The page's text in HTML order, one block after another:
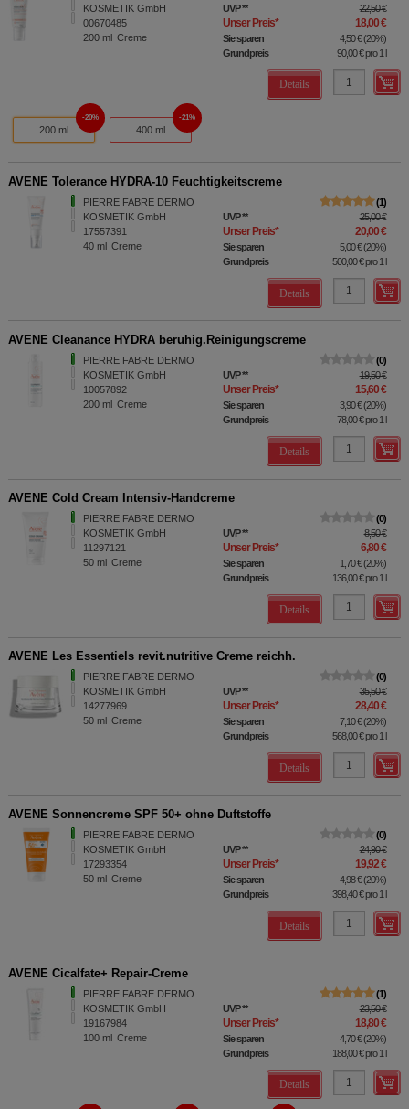
KOSMETIK GmbH
00670485
200 ml Creme
UVP** 22,50 €
Unser Preis* 18,00 €
Sie sparen 4,50 €(20%)
Grundpreis
90,00 €pro 1 l
Details
200 ml
20%
400 ml
21%
AVENE Tolerance HYDRA-10 Feuchtigkeitscreme
PIERRE FABRE DERMO
KOSMETIK GmbH
17557391
40 ml Creme
1
UVP** 25,00 €
Unser Preis* 20,00 €
Sie sparen 5,00 €(20%)
Grundpreis
500,00 €pro 1 l
Details
AVENE Cleanance HYDRA beruhig.Reinigungscreme
PIERRE FABRE DERMO
KOSMETIK GmbH
10057892
200 ml Creme
0
UVP** 19,50 €
Unser Preis* 15,60 €
Sie sparen 3,90 €(20%)
Grundpreis
78,00 €pro 1 l
Details
AVENE Cold Cream Intensiv-Handcreme
PIERRE FABRE DERMO
KOSMETIK GmbH
11297121
50 ml Creme
0
UVP** 8,50 €
Unser Preis* 6,80 €
Sie sparen 1,70 €(20%)
Grundpreis
136,00 €pro 1 l
Details
AVENE Les Essentiels revit.nutritive Creme reichh.
PIERRE FABRE DERMO
KOSMETIK GmbH
14277969
50 ml Creme
0
UVP** 35,50 €
Unser Preis* 28,40 €
Sie sparen 7,10 €(20%)
Grundpreis
568,00 €pro 1 l
Details
AVENE Sonnencreme SPF 50+ ohne Duftstoffe
PIERRE FABRE DERMO
KOSMETIK GmbH
17293354
50 ml Creme
0
UVP** 24,90 €
Unser Preis* 19,92 €
Sie sparen 4,98 €(20%)
Grundpreis
398,40 €pro 1 l
Details
AVENE Cicalfate+ Repair-Creme
PIERRE FABRE DERMO
KOSMETIK GmbH
19167984
100 ml Creme
1
UVP** 23,50 €
Unser Preis* 18,80 €
Sie sparen 4,70 €(20%)
Grundpreis
188,00 €pro 1 l
Details